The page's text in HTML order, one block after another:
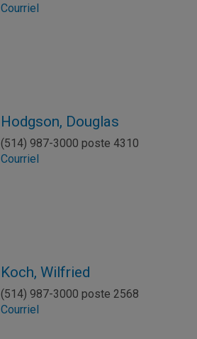
Courriel
Hodgson, Douglas
(514) 987-3000 poste 4310
Courriel
Koch, Wilfried
(514) 987-3000 poste 2568
Courriel